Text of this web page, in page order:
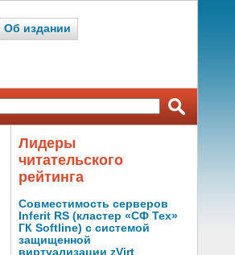
Об издании
Лидеры
читательского
рейтинга
Совместимость серверов
Inferit RS (кластер «СФ Тех»
ГК Softline) с системой
защищенной
виртуализации zVirt